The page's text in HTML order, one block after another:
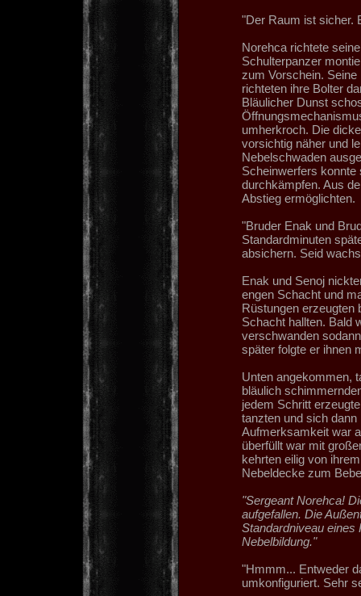
"Der Raum ist sicher.
Norehca richtete
Schulterpanzer
zum Vorschein.
richteten ihre Bolter
Bläulicher Dunst
umherkroch. Die
vorsichtig näher und
Nebelschwaden
Scheinwerfers
durchkämpfen. Aus
Abstieg ermöglichten.
"Bruder Enak und
Standardminuten
absichern. Seid
Enak und Senoj
engen Schacht und
Rüstungen erzeugten
Schacht hallten. Bald
verschwanden
später folgte er ihnen
Unten angekommen,
bläulich
jedem Schritt
tanzten und sich
Aufmerksamkeit war
überfüllt war mit
kehrten eilig von
Nebeldecke zum
"Sergeant Norehca!
aufgefallen. Die
Standardniveau eines
Nebelbildung."
"Hmmm... Entweder
umkonfiguriert. Sehr